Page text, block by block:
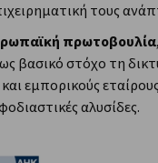
τους
πρωτοβουλία
ως βασικό στόχο τη
εμπορικούς
αλυσίδες.